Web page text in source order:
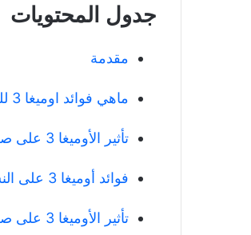
جدول المحتويات
مقدمة
ماهي فوائد اوميغا 3 للنساء
تأثير الأوميغا 3 على صحة النساء
فوائد أوميغا 3 على النشاط الذهني والحركي
تأثير الأوميغا 3 على صحة العظام والمفاصل